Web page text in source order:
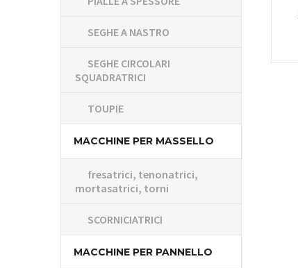
SEGHE A NASTRO
SEGHE CIRCOLARI
SQUADRATRICI
TOUPIE
MACCHINE PER MASSELLO
fresatrici, tenonatrici,
mortasatrici, torni
SCORNICIATRICI
MACCHINE PER PANNELLO